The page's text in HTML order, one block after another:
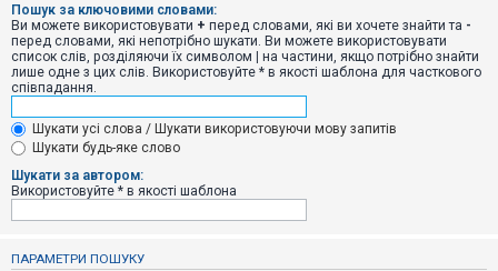
р
а
ц
і
я
Т
е
м
и
б
і
Пошук за ключовими словами:
Ви можете використовувати + перед словами, які ви хочете знайти та -
перед словами, які непотрібно шукати. Ви можете використовувати
список слів, розділяючи їх символом | на частини, якщо потрібно знайти
лише одне з цих слів. Використовуйте * в якості шаблона для часткового
співпадання.
Шукати усі слова / Шукати використовуючи мову запитів
Шукати будь-яке слово
Шукати за автором:
Використовуйте * в якості шаблона
ПАРАМЕТРИ ПОШУКУ